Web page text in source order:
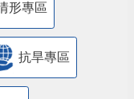
形專區
抗旱專區